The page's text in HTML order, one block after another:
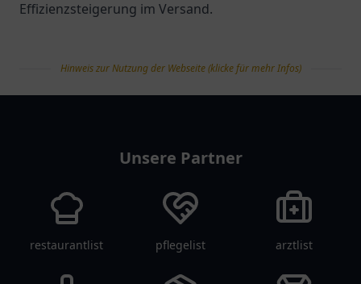
Effizienzsteigerung im Versand.
Hinweis zur Nutzung der Webseite (klicke für mehr Infos)
Unsere Partner
restaurantlist pflegelist arztlist